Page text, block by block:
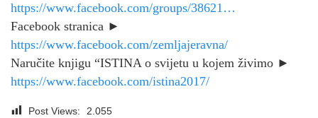
https://www.facebook.com/groups/38621…
Facebook stranica ►
https://www.facebook.com/zemljajeravna/
Naručite knjigu “ISTINA o svijetu u kojem živimo ►
https://www.facebook.com/istina2017/
Post Views: 2.055